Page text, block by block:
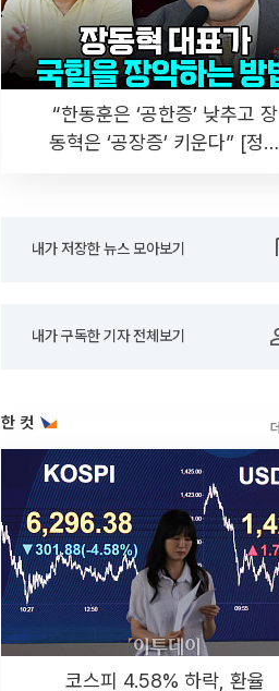
“한동훈은 ‘공한증’ 낮추고 장
동혁은 ‘공장증’ 키운다” [정치
내가 저장한 뉴스 모아보기
내가 구독한 기자 전체보기
한 컷
코스피 4.58% 하락, 환율